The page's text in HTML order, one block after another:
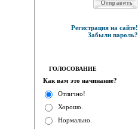
Регистрация на сайте!
Забыли пароль?
ГОЛОСОВАНИЕ
Как вам это начинание?
Отлично!
Хорошо.
Нормально.